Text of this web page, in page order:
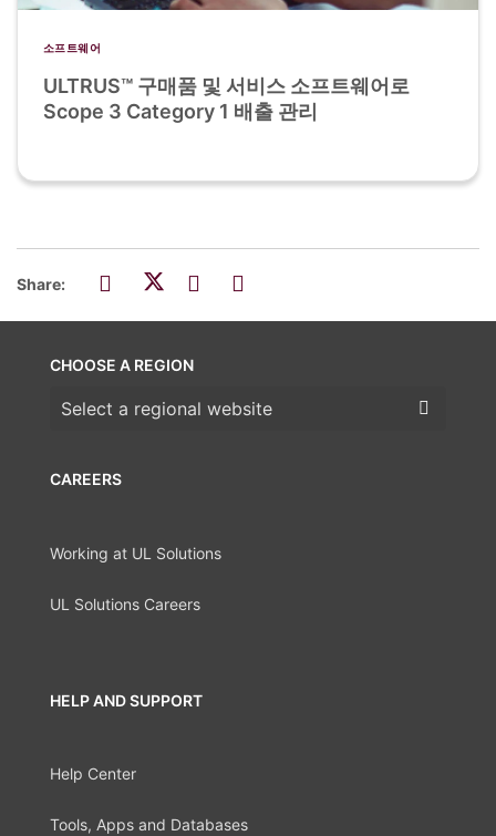
소프트웨어
ULTRUS™ 구매품 및 서비스 소프트웨어로
Scope 3 Category 1 배출 관리
Share:
CAREERS
Working at UL Solutions
UL Solutions Careers
HELP AND SUPPORT
Help Center
Tools, Apps and Databases
CHOOSE A REGION
Choose a region